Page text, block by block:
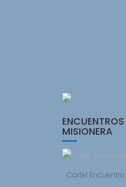
MISIONERA
Cartel